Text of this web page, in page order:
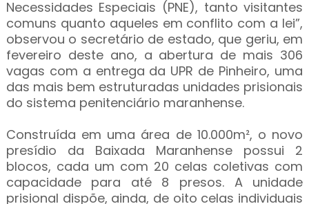
Necessidades Especiais (PNE), tanto visitantes
comuns quanto aqueles em conflito com a lei”,
observou o secretário de estado, que geriu, em
fevereiro deste ano, a abertura de mais 306
vagas com a entrega da UPR de Pinheiro, uma
das mais bem estruturadas unidades prisionais
do sistema penitenciário maranhense.
Construída em uma área de 10.000m², o novo
presídio da Baixada Maranhense possui 2
blocos, cada um com 20 celas coletivas com
capacidade para até 8 presos. A unidade
prisional dispõe, ainda, de oito celas individuais